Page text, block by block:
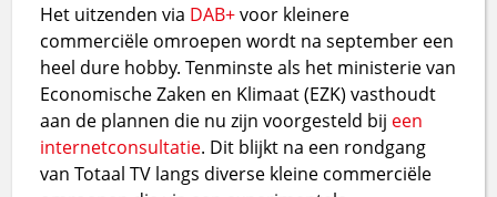
Het uitzenden via DAB+voor kleinere
commerciële omroepen wordt na september een
heel dure hobby. Tenminste als het ministerie van
Economische Zaken en Klimaat (EZK) vasthoudt
aan de plannen die nu zijn voorgesteld bij een
internetconsultatie. Dit blijkt na een rondgang
van Totaal TV langs diverse kleine commerciële